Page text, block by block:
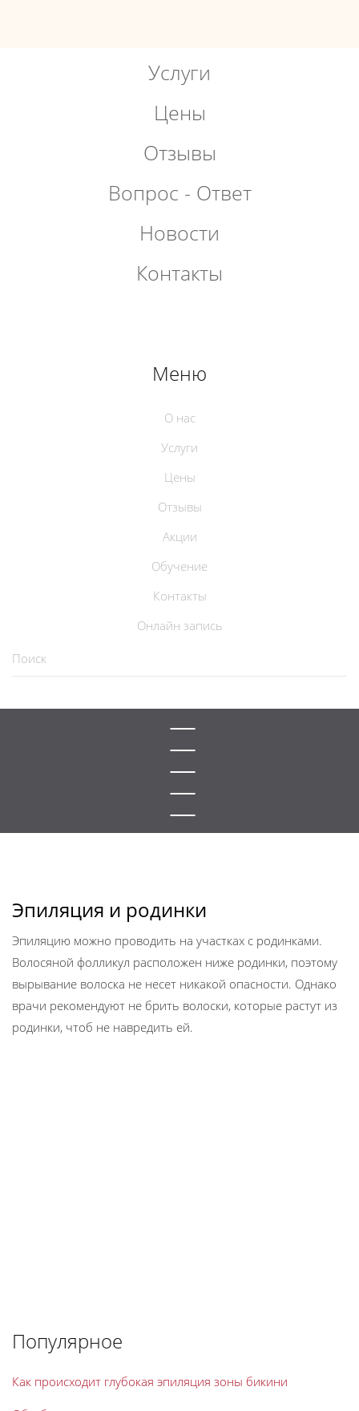
Услуги
Цены
Отзывы
Вопрос - Ответ
Новости
Контакты
Меню
О нас
Услуги
Цены
Отзывы
Акции
Обучение
Контакты
Онлайн запись
Эпиляция и родинки
Эпиляцию можно проводить на участках с родинками.
Волосяной фолликул расположен ниже родинки, поэтому
вырывание волоска не несет никакой опасности. Однако
врачи рекомендуют не брить волоски, которые растут из
родинки, чтоб не навредить ей.
Популярное
Как происходит глубокая эпиляция зоны бикини